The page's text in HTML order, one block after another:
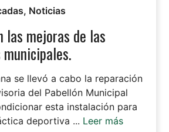
, Noticias
las mejoras de las
se llevó a cabo la reparación
del Pabellón Municipal
esta instalación para
deportiva ... Leer más